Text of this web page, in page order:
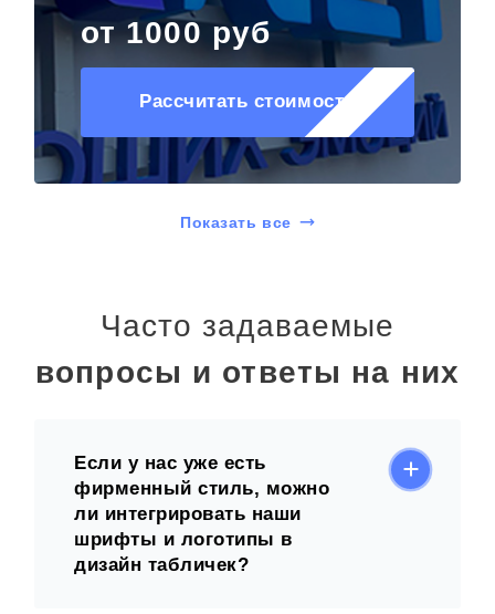
от 1000 руб
Рассчитать стоимость
Показать все
Часто задаваемые
вопросы и ответы на них
Если у нас уже есть
фирменный стиль, можно
ли интегрировать наши
шрифты и логотипы в
дизайн табличек?